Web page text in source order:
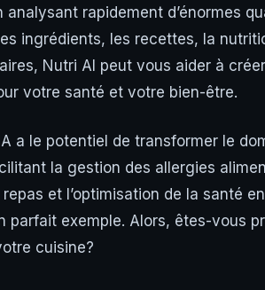
analysant rapidement d’énormes
ingrédients, les recettes, la
Nutri AI peut vous aider à
votre santé et votre bien-être.
a le potentiel de transformer le
la gestion des allergies
et l’optimisation de la santé
parfait exemple. Alors, êtes-vous
cuisine?